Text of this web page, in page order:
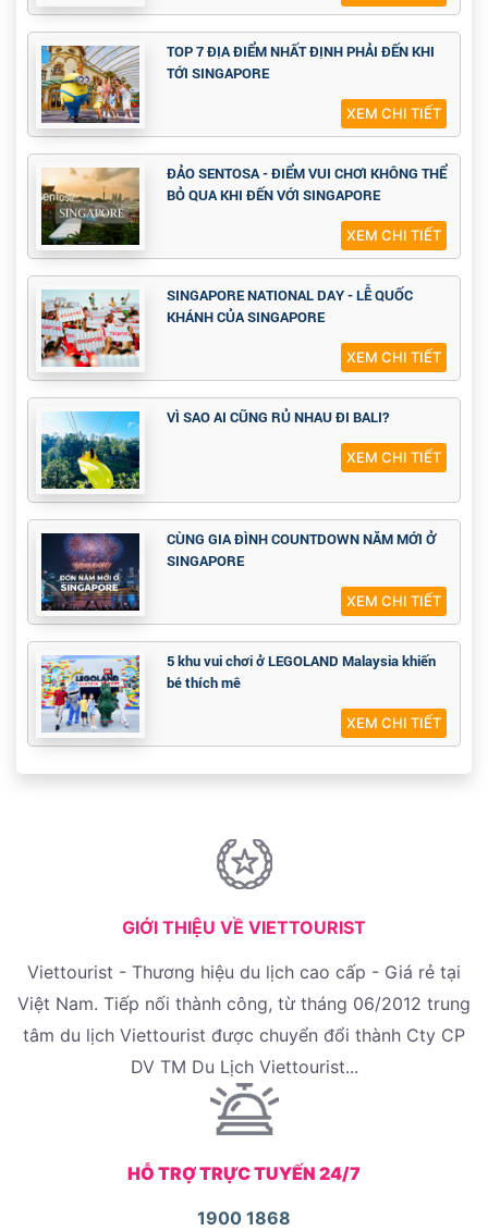
TOP 7 ĐỊA ĐIỂM NHẤT ĐỊNH PHẢI ĐẾN KHI
TỚI SINGAPORE
XEM CHI TIẾT
ĐẢO SENTOSA - ĐIỂM VUI CHƠI KHÔNG THỂ
BỎ QUA KHI ĐẾN VỚI SINGAPORE
XEM CHI TIẾT
SINGAPORE NATIONAL DAY - LỄ QUỐC
KHÁNH CỦA SINGAPORE
XEM CHI TIẾT
VÌ SAO AI CŨNG RỦ NHAU ĐI BALI?
XEM CHI TIẾT
CÙNG GIA ĐÌNH COUNTDOWN NĂM MỚI Ở
SINGAPORE
XEM CHI TIẾT
5 khu vui chơi ở LEGOLAND Malaysia khiến
bé thích mê
XEM CHI TIẾT
GIỚI THIỆU VỀ VIETTOURIST
Viettourist - Thương hiệu du lịch cao cấp - Giá rẻ tại
Việt Nam. Tiếp nối thành công, từ tháng 06/2012 trung
tâm du lịch Viettourist được chuyển đổi thành Cty CP
DV TM Du Lịch Viettourist...
HỖ TRỢ TRỰC TUYẾN 24/7
1900 1868